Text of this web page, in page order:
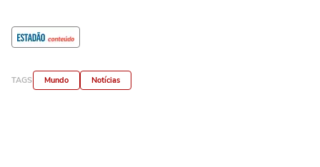
TAGS Mundo Notícias